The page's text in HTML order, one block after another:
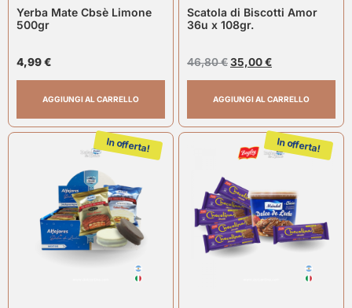
Yerba Mate Cbsè Limone
500gr
4,99€
AGGIUNGI AL CARRELLO
Scatola di Biscotti Amor
36u x 108gr.
46,80€35,00€
AGGIUNGI AL CARRELLO
In offerta! In offerta!